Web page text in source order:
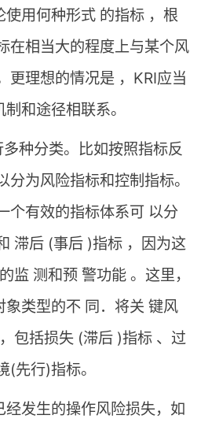
用何种形式 的指标 ，根
在相当大的程度上与某个风
更理想的情况是 ，KRI应当
和途径相联系。
种分类。比如按照指标反
分为风险指标和控制指标。
个有效的指标体系可 以分
滞后 (事后 )指标 ，因为这
监 测和预 警功能 。这里，
象类型的不 同．将关 键风
包括损失 (滞后 )指标 、过
先行)指标。
发生的操作风险损失，如